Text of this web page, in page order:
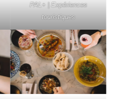
PAL+ | Expériences
touristiques